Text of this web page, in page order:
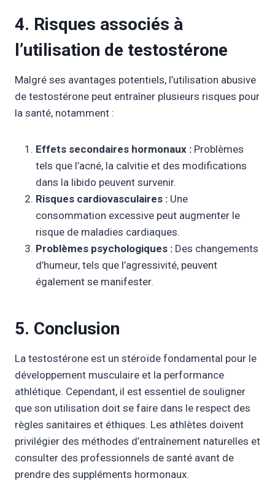
4. Risques associés à
l’utilisation de testostérone
Malgré ses avantages potentiels, l’utilisation abusive
de testostérone peut entraîner plusieurs risques pour
la santé, notamment :
Effets secondaires hormonaux : Problèmes
tels que l’acné, la calvitie et des modifications
dans la libido peuvent survenir.
Risques cardiovasculaires : Une
consommation excessive peut augmenter le
risque de maladies cardiaques.
Problèmes psychologiques : Des changements
d’humeur, tels que l’agressivité, peuvent
également se manifester.
5. Conclusion
La testostérone est un stéroïde fondamental pour le
développement musculaire et la performance
athlétique. Cependant, il est essentiel de souligner
que son utilisation doit se faire dans le respect des
règles sanitaires et éthiques. Les athlètes doivent
privilégier des méthodes d’entraînement naturelles et
consulter des professionnels de santé avant de
prendre des suppléments hormonaux.